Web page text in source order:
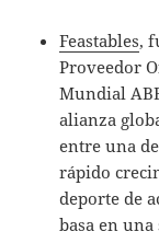
Feastables,
Proveedor
Mundial
alianza
entre una
rápido
deporte de
basa en